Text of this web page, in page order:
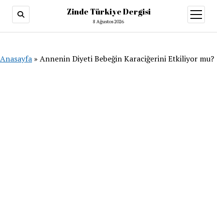
Zinde Türkiye Dergisi
8 Ağustos 2026
aç
Anasayfa » Annenin Diyeti Bebeğin Karaciğerini Etkiliyor mu?